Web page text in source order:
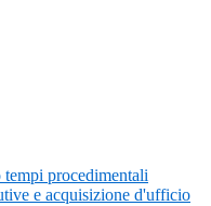
procedimentali
e acquisizione d'ufficio